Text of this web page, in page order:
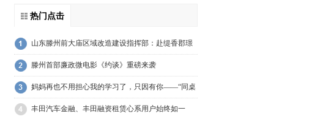
热门点击
山东滕州前大庙区域改造建设指挥部：赴缇香郡璟
园调研回迁安置房屋规划建设情况
滕州首部廉政微电影《约谈》重磅来袭
妈妈再也不用担心我的学习了，只因有你——“同桌
100学习网”你好，我也好
丰田汽车金融、丰田融资租赁心系用户始终如一